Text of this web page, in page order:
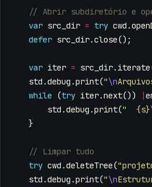
var src_dir = try cwd .
defer src_dir.close();
var iter = src_dir. iterate
std .debug .print("\n
while
(try iter.next()) |
std .debug .print("  {s}
}
try cwd .deleteTree(
std .debug .print("\n